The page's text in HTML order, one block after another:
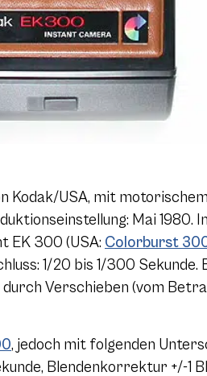
USA, mit
Mai 1980.
EK 300 (USA: Colorburst
1/20 bis 1/300
Verschieben (vom
, jedoch mit folgenden
Blendenkorrektur +/-1